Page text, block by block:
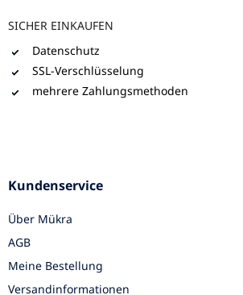
SICHER EINKAUFEN
Datenschutz
SSL-Verschlüsselung
mehrere Zahlungsmethoden
Kundenservice
Über Mükra
AGB
Meine Bestellung
Versandinformationen